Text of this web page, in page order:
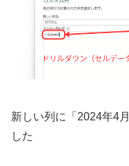
新しい列に「2024年4
した